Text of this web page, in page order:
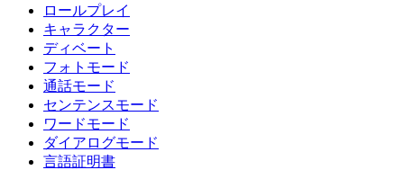
ロールプレイ
キャラクター
ディベート
フォトモード
通話モード
センテンスモード
ワードモード
ダイアログモード
言語証明書